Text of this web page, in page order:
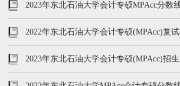
2023年东北石油大学会计专硕MPAcc分数
2022年东北石油大学会计专硕(MPAcc)复
2023年东北石油大学会计专硕(MPAcc)招